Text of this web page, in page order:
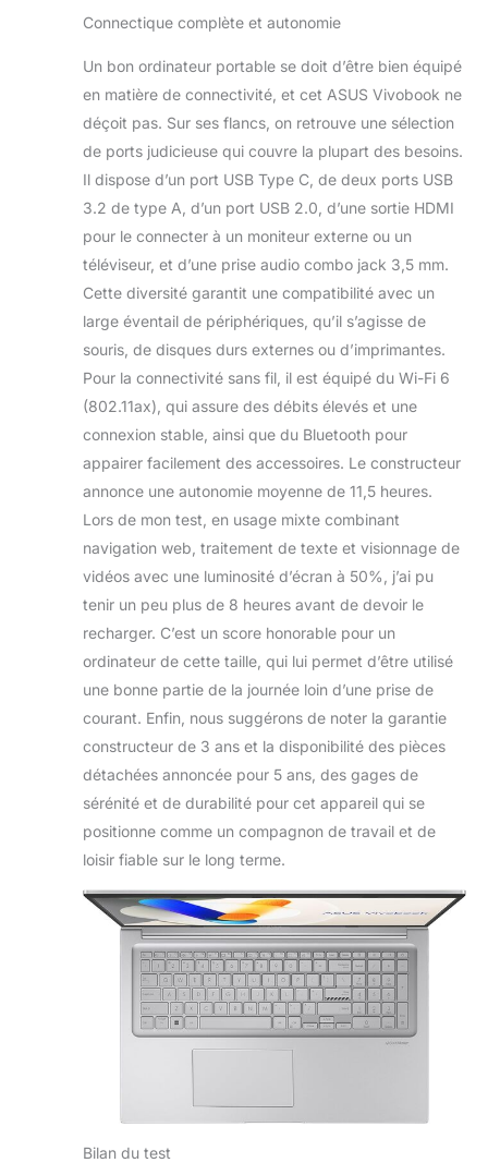
Connectique complète et autonomie
Un bon ordinateur portable se doit d’être bien équipé
en matière de connectivité, et cet ASUS Vivobook ne
déçoit pas. Sur ses flancs, on retrouve une sélection
de ports judicieuse qui couvre la plupart des besoins.
Il dispose d’un port USB Type C, de deux ports USB
3.2 de type A, d’un port USB 2.0, d’une sortie HDMI
pour le connecter à un moniteur externe ou un
téléviseur, et d’une prise audio combo jack 3,5 mm.
Cette diversité garantit une compatibilité avec un
large éventail de périphériques, qu’il s’agisse de
souris, de disques durs externes ou d’imprimantes.
Pour la connectivité sans fil, il est équipé du Wi-Fi 6
(802.11ax), qui assure des débits élevés et une
connexion stable, ainsi que du Bluetooth pour
appairer facilement des accessoires. Le constructeur
annonce une autonomie moyenne de 11,5 heures.
Lors de mon test, en usage mixte combinant
navigation web, traitement de texte et visionnage de
vidéos avec une luminosité d’écran à 50%, j’ai pu
tenir un peu plus de 8 heures avant de devoir le
recharger. C’est un score honorable pour un
ordinateur de cette taille, qui lui permet d’être utilisé
une bonne partie de la journée loin d’une prise de
courant. Enfin, nous suggérons de noter la garantie
constructeur de 3 ans et la disponibilité des pièces
détachées annoncée pour 5 ans, des gages de
sérénité et de durabilité pour cet appareil qui se
positionne comme un compagnon de travail et de
loisir fiable sur le long terme.
Bilan du test